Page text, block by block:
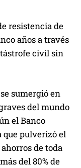
resistencia de
años a través
civil sin
sumergió en
del mundo
el Banco
pulverizó el
de toda
del 80% de